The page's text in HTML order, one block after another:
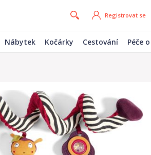
Registrovat se
Nábytek Kočárky Cestování Péče